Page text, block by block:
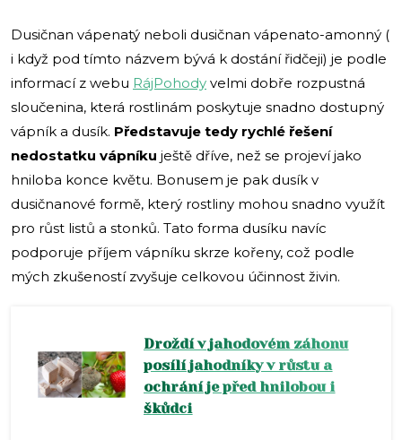
Dusičnan vápenatý neboli dusičnan vápenato-amonný (
i když pod tímto názvem bývá k dostání řidčeji) je podle
informací z webu RájPohody velmi dobře rozpustná
sloučenina, která rostlinám poskytuje snadno dostupný
vápník a dusík. Představuje tedy rychlé řešení
nedostatku vápníku ještě dříve, než se projeví jako
hniloba konce květu. Bonusem je pak dusík v
dusičnanové formě, který rostliny mohou snadno využít
pro růst listů a stonků. Tato forma dusíku navíc
podporuje příjem vápníku skrze kořeny, což podle
mých zkušeností zvyšuje celkovou účinnost živin.
Droždí v jahodovém záhonu
posílí jahodníky v růstu a
ochrání je před hnilobou i
škůdci